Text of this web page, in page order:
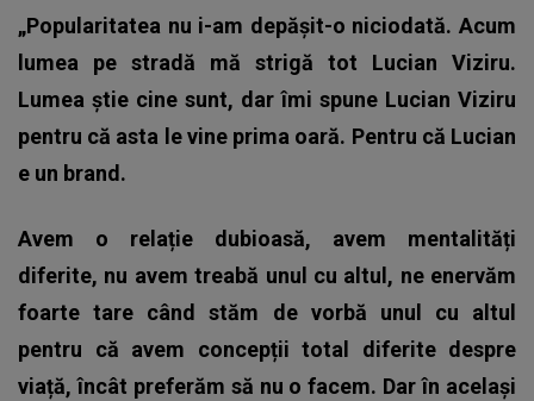
„Popularitatea nu i-am depășit-o niciodată. Acum
lumea pe stradă mă strigă tot Lucian Viziru.
Lumea știe cine sunt, dar îmi spune Lucian Viziru
pentru că asta le vine prima oară. Pentru că Lucian
e un brand.
Avem o relație dubioasă, avem mentalități
diferite, nu avem treabă unul cu altul, ne enervăm
foarte tare când stăm de vorbă unul cu altul
pentru că avem concepții total diferite despre
viață, încât preferăm să nu o facem. Dar în același